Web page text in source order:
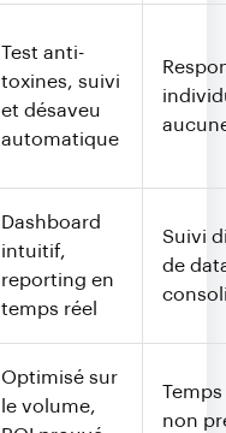
Test anti-
toxines, suivi
et désaveu
automatique
Dashboard
intuitif,
reporting en
temps réel
Suivi
de
Optimisé sur
le volume,
non